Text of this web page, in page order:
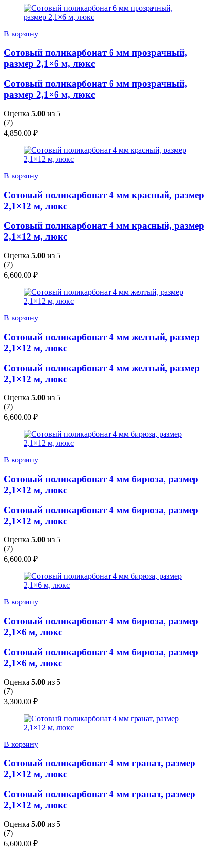
В корзину
Сотовый поликарбонат 6 мм прозрачный,
размер 2,1×6 м, люкс
Сотовый поликарбонат 6 мм прозрачный,
размер 2,1×6 м, люкс
Оценка 5.00 из 5
(7)
4,850.00 ₽
В корзину
Сотовый поликарбонат 4 мм красный, размер
2,1×12 м, люкс
Сотовый поликарбонат 4 мм красный, размер
2,1×12 м, люкс
Оценка 5.00 из 5
(7)
6,600.00 ₽
В корзину
Сотовый поликарбонат 4 мм желтый, размер
2,1×12 м, люкс
Сотовый поликарбонат 4 мм желтый, размер
2,1×12 м, люкс
Оценка 5.00 из 5
(7)
6,600.00 ₽
В корзину
Сотовый поликарбонат 4 мм бирюза, размер
2,1×12 м, люкс
Сотовый поликарбонат 4 мм бирюза, размер
2,1×12 м, люкс
Оценка 5.00 из 5
(7)
6,600.00 ₽
В корзину
Сотовый поликарбонат 4 мм бирюза, размер
2,1×6 м, люкс
Сотовый поликарбонат 4 мм бирюза, размер
2,1×6 м, люкс
Оценка 5.00 из 5
(7)
3,300.00 ₽
В корзину
Сотовый поликарбонат 4 мм гранат, размер
2,1×12 м, люкс
Сотовый поликарбонат 4 мм гранат, размер
2,1×12 м, люкс
Оценка 5.00 из 5
(7)
6,600.00 ₽